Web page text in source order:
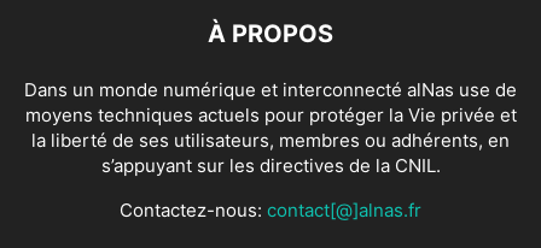
À PROPOS
Dans un monde numérique et interconnecté alNas use de
moyens techniques actuels pour protéger la Vie privée et
la liberté de ses utilisateurs, membres ou adhérents, en
s’appuyant sur les directives de la CNIL.
Contactez-nous: contact[@]alnas.fr